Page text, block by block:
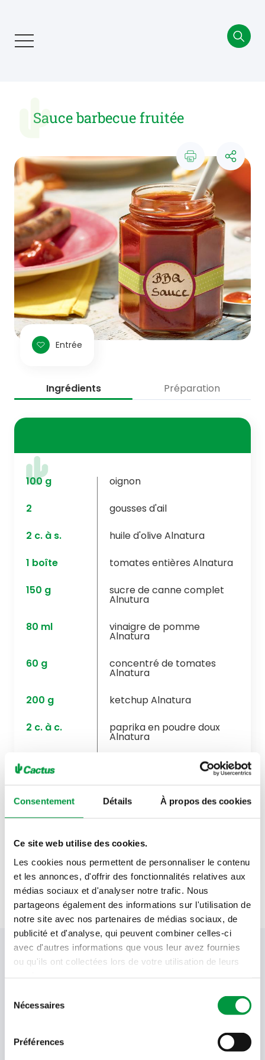
Consentement Détails À propos des cookies
Ce site web utilise des cookies.
Les cookies nous permettent de personnaliser le contenu
et les annonces, d'offrir des fonctionnalités relatives aux
médias sociaux et d'analyser notre trafic. Nous
partageons également des informations sur l'utilisation de
notre site avec nos partenaires de médias sociaux, de
publicité et d'analyse, qui peuvent combiner celles-ci
avec d'autres informations que vous leur avez fournies
ou qu'ils ont collectées lors de votre utilisation de leurs
Nécessaires
Préférences
principalSauce barbecue fruitée
Entrée
Ingrédients Préparation
100 g
oignon
2
gousses d'ail
2 c. à s.
huile d'olive Alnatura
1 boîte
tomates entières Alnatura
150 g sucre de canne complet
Alnutura
80 ml vinaigre de pomme
Alnatura
60 g concentré de tomates
Alnatura
200 g
ketchup Alnatura
2 c. à c. paprika en poudre doux
Alnatura
200
Alnatura
Votre newsletter Cactus
Offres, recettes, promotions et offres exclusives en
avant-première ! Recevez-les dans votre boîte de